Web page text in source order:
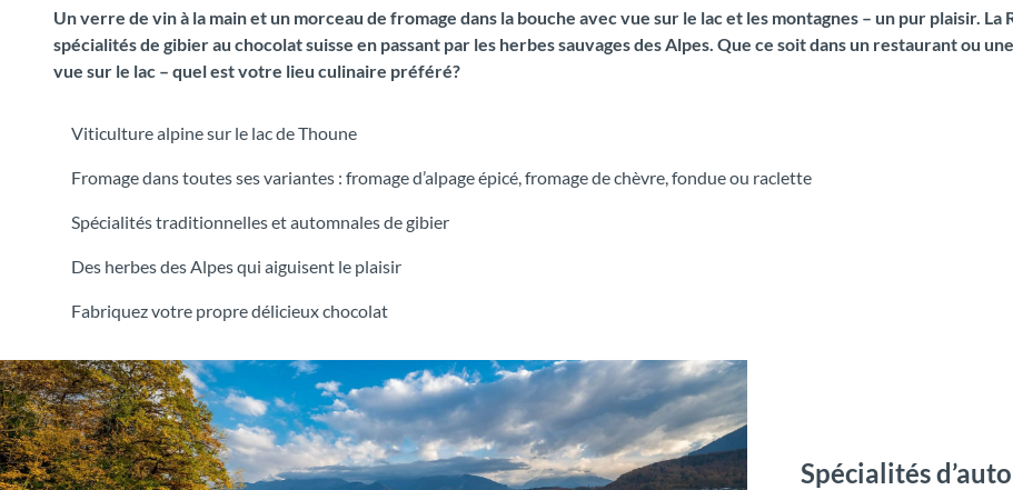
Un verre de vin à la main et un morceau de fromage dans la bouche avec vue sur le lac et les montagnes – un pur plaisir.
spécialités de gibier au chocolat suisse en passant par les herbes sauvages des Alpes. Que ce soit dans un restaurant ou
vue sur le lac – quel est votre lieu culinaire préféré?
Viticulture alpine sur le lac de Thoune
Fromage dans toutes ses variantes : fromage d’alpage épicé, fromage de chèvre, fondue ou raclette
Spécialités traditionnelles et automnales de gibier
Des herbes des Alpes qui aiguisent le plaisir
Fabriquez votre propre délicieux chocolat
Spécialités